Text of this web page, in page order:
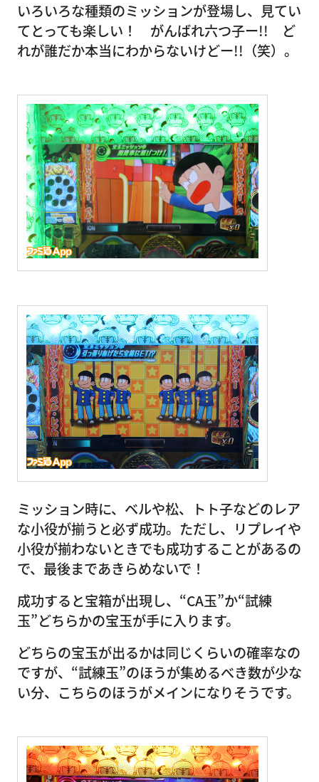
いろいろな種類のミッションが登場し、見てい
てとっても楽しい！ がんばれ六つ子ー!! ど
れが誰だか本当にわからないけどー!!（笑）。
ミッション時に、ベルや松、トト子などのレア
な小役が揃うと必ず成功。ただし、リプレイや
小役が揃わないときでも成功することがあるの
で、最後まであきらめないで！
成功すると宝箱が出現し、“CA玉”か“試練
玉”どちらかの宝玉が手に入ります。
どちらの宝玉が出るかは同じくらいの確率なの
ですが、“試練玉”のほうが集めるべき数が少な
い分、こちらのほうがメインになりそうです。